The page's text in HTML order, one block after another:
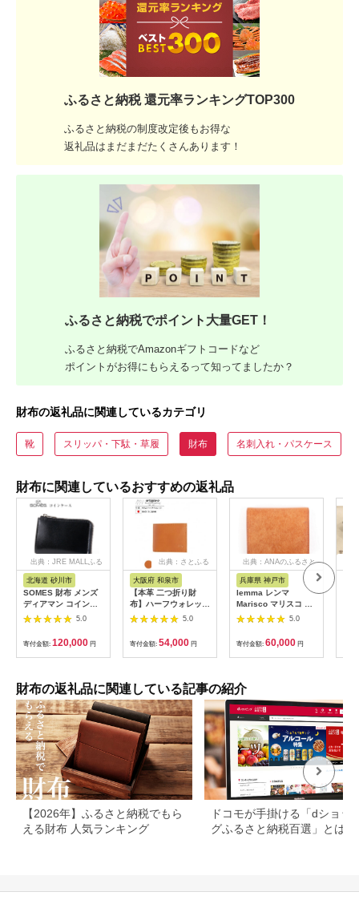
ふるさと納税 還元率ランキングTOP300
ふるさと納税の制度改定後もお得な
返礼品はまだまだたくさんあります！
ふるさと納税でポイント大量GET！
ふるさと納税でAmazonギフトコードなど
ポイントがお得にもらえるって知ってましたか？
財布の返礼品に関連しているカテゴリ
靴 スリッパ・下駄・草履 財布 名刺入れ・パスケース
財布に関連しているおすすめの返礼品
出典：JRE MALLふる
さと納税
北海道 砂川市
SOMES 財布 メンズ
ディアマン コインケ
ース 革 レザー ブラッ
ク DM-04 [ソメスサド
ル 北海道 砂川市
12260604-bk] ソメス
小銭入れ サイフ さい
ァスナー レビューキ
ャンペーン
5.0
寄付金額: 120,000 円
出典：さとふる
大阪府 和泉市
【本革 二つ折り財
布】ハーフウォレット
スタンダード スリム
姫路レザー【aw-
14hn-CA】
5.0
寄付金額: 54,000 円
出典：ANAのふるさと
納税
兵庫県 神戸市
lemma レンマ
Marisco マリスコ コ
ンパクト財布 二つ折
り財布 コニャック
5.0
寄付金額: 60,000 円
財布の返礼品に関連している記事の紹介
【2026年】ふるさと納税でもら
える財布 人気ランキング
ドコモが手掛ける「dショッ
グふるさと納税百選」とは？